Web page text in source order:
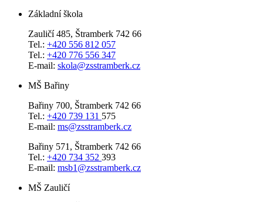
Základní škola
Zauličí 485, Štramberk 742 66
Tel.: +420 556 812 057
Tel.: +420 776 556 347
E-mail: skola@zsstramberk.cz
MŠ Bařiny
Bařiny 700, Štramberk 742 66
Tel.: +420 739 131 575
E-mail: ms@zsstramberk.cz
Bařiny 571, Štramberk 742 66
Tel.: +420 734 352 393
E-mail: msb1@zsstramberk.cz
MŠ Zauličí